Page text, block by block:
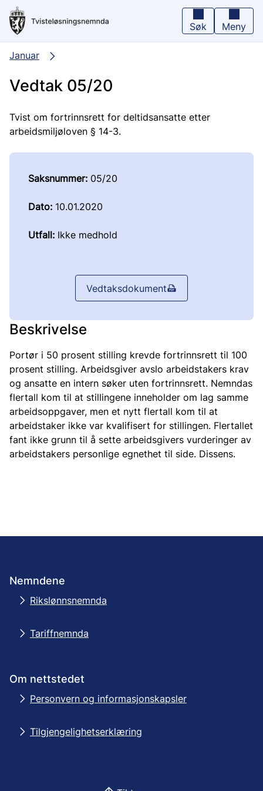
Hopp
hovedinnhold
Søk Meny
Januar
Vedtak 05/20
Tvist om fortrinnsrett for deltidsansatte etter
arbeidsmiljøloven § 14-3.
Saksnummer: 05/20
Dato: 10.01.2020
Utfall: Ikke medhold
Vedtaksdokument
Beskrivelse
Portør i 50 prosent stilling krevde fortrinnsrett til 100
prosent stilling. Arbeidsgiver avslo arbeidstakers krav
og ansatte en intern søker uten fortrinnsrett. Nemndas
flertall kom til at stillingene inneholder om lag samme
arbeidsoppgaver, men et nytt flertall kom til at
arbeidstaker ikke var kvalifisert for stillingen. Flertallet
fant ikke grunn til å sette arbeidsgivers vurderinger av
arbeidstakers personlige egnethet til side. Dissens.
Nemndene
Rikslønnsnemnda
Tariffnemnda
Om nettstedet
Personvern og informasjonskapsler
Tilgjengelighetserklæring